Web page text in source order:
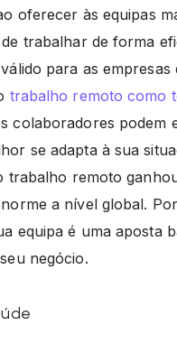
oferecer às equipas
trabalhar de forma
para as empresas
trabalho remoto como
colaboradores podem
se adapta à sua
trabalho remoto
a nível global.
equipa é uma aposta
negócio.